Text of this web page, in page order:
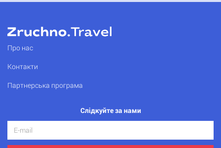
Про нас
Контакти
Партнерська програма
Слідкуйте за нами